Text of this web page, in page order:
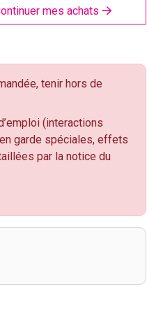
mes achats
tenir hors de
(interactions
garde spéciales, effets
par la notice du